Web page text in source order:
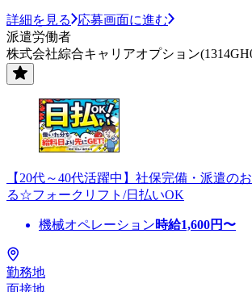
詳細を見る
応募画面に進む
派遣労働者
株式会社綜合キャリアオプション
【20代～40代活躍中】社保完備・派遣の
る☆フォークリフト/日払いOK
機械オペレーション時給1,600円〜
勤務地
面接地